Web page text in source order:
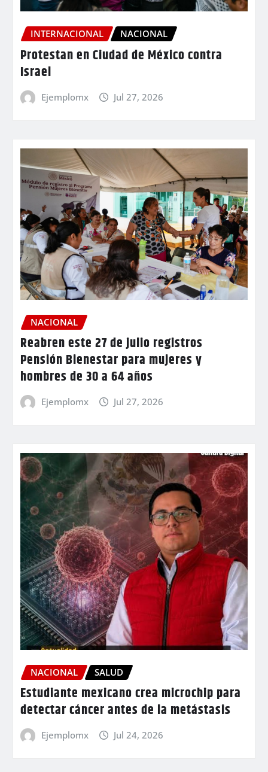
INTERNACIONAL NACIONAL
Protestan en Ciudad de México contra
Israel
Ejemplomx Jul 27, 2026
NACIONAL
Reabren este 27 de julio registros
Pensión Bienestar para mujeres y
hombres de 30 a 64 años
Ejemplomx Jul 27, 2026
NACIONAL SALUD
Estudiante mexicano crea microchip para
detectar cáncer antes de la metástasis
Ejemplomx Jul 24, 2026